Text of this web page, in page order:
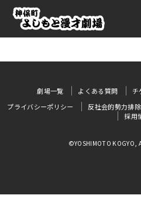
劇場一覧 よくある質問
チ
プライバシーポリシー
反社会的勢力排
採用
©YOSHIMOTO KOGYO,